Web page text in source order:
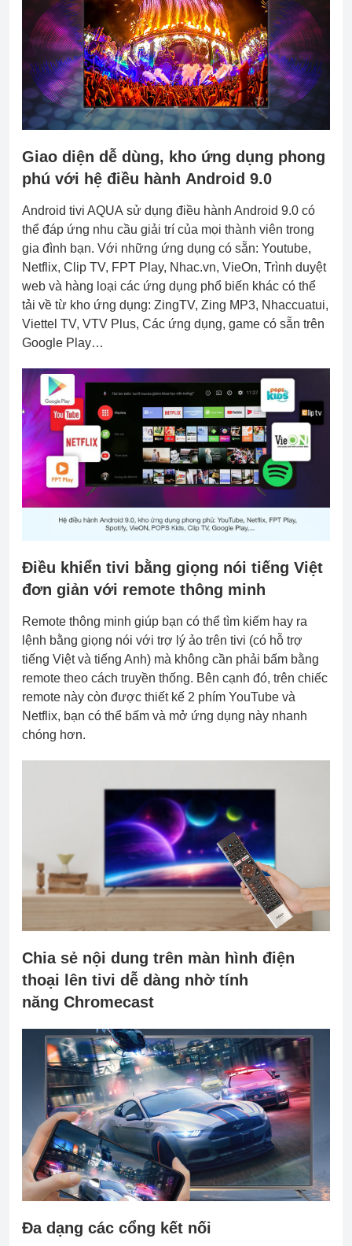
Giao diện dễ dùng, kho ứng dụng phong
phú với hệ điều hành Android 9.0
Android tivi AQUA sử dụng điều hành Android 9.0 có
thể đáp ứng nhu cầu giải trí của mọi thành viên trong
gia đình bạn. Với những ứng dụng có sẵn: Youtube,
Netflix, Clip TV, FPT Play, Nhac.vn, VieOn, Trình duyệt
web và hàng loại các ứng dụng phổ biến khác có thể
tải về từ kho ứng dụng: ZingTV, Zing MP3, Nhaccuatui,
Viettel TV, VTV Plus, Các ứng dụng, game có sẵn trên
Google Play…
Điều khiển tivi bằng giọng nói tiếng Việt
đơn giản với remote thông minh
Remote thông minh giúp bạn có thể tìm kiếm hay ra
lệnh bằng giọng nói với trợ lý ảo trên tivi (có hỗ trợ
tiếng Việt và tiếng Anh) mà không cần phải bấm bằng
remote theo cách truyền thống. Bên cạnh đó, trên chiếc
remote này còn được thiết kế 2 phím YouTube và
Netflix, bạn có thể bấm và mở ứng dụng này nhanh
chóng hơn.
Chia sẻ nội dung trên màn hình điện
thoại lên tivi dễ dàng nhờ tính
năng Chromecast
Đa dạng các cổng kết nối